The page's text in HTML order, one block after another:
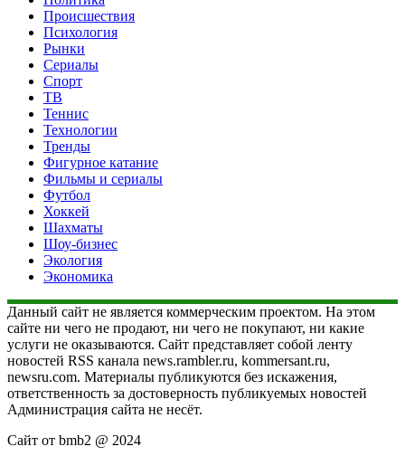
Происшествия
Психология
Рынки
Сериалы
Спорт
ТВ
Теннис
Технологии
Тренды
Фигурное катание
Фильмы и сериалы
Футбол
Хоккей
Шахматы
Шоу-бизнес
Экология
Экономика
Данный сайт не является коммерческим проектом. На этом
сайте ни чего не продают, ни чего не покупают, ни какие
услуги не оказываются. Сайт представляет собой ленту
новостей RSS канала news.rambler.ru, kommersant.ru,
newsru.com. Материалы публикуются без искажения,
ответственность за достоверность публикуемых новостей
Администрация сайта не несёт.
Сайт от bmb2 @ 2024